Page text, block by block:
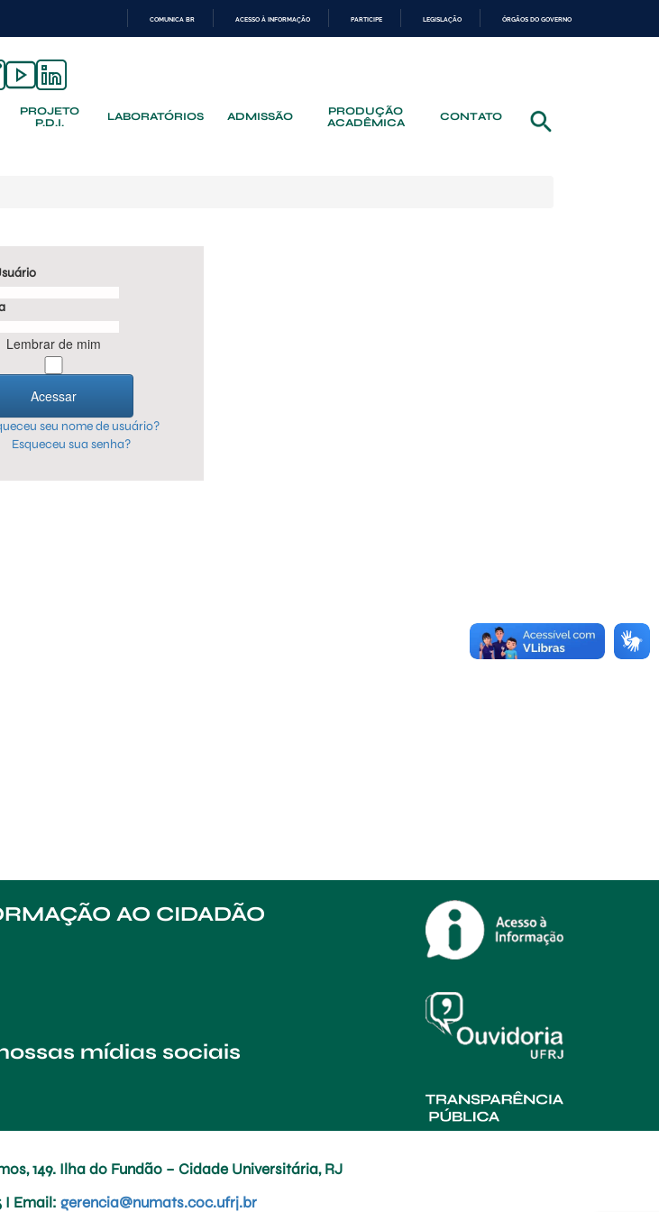
CONTEÚDO
COMUNICA BR ACESSO À INFORMAÇÃO PARTICIPE LEGISLAÇÃO ÓRGÃOS DO GOVERNO
PROJETO
P.D.I.
LABORATÓRIOS ADMISSÃO
PRODUÇÃO
ACADÊMICA
CONTATO
Lembrar de mim
Acessar
seu nome de usuário?
Esqueceu sua senha?
AO CIDADÃO
mídias sociais
149. Ilha do Fundão – Cidade Universitária, RJ
I Email: gerencia@numats.coc.ufrj.br